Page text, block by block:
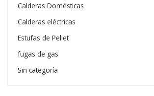
Calderas Domésticas
Calderas eléctricas
Estufas de Pellet
fugas de gas
Sin categoría